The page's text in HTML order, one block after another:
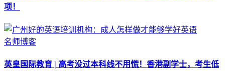
项！
名师博客
英皇国际教育 | 高考没过本科线不用慌！香港副学士，考生低